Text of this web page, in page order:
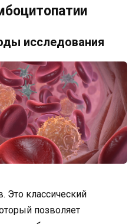
исследования
Это классический
позволяет